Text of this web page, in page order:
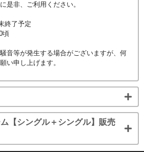
是非、ご利用ください。
終了予定
頃
音等が発生する場合がございますが、何
い申し上げます。
【シングル＋シングル】販売